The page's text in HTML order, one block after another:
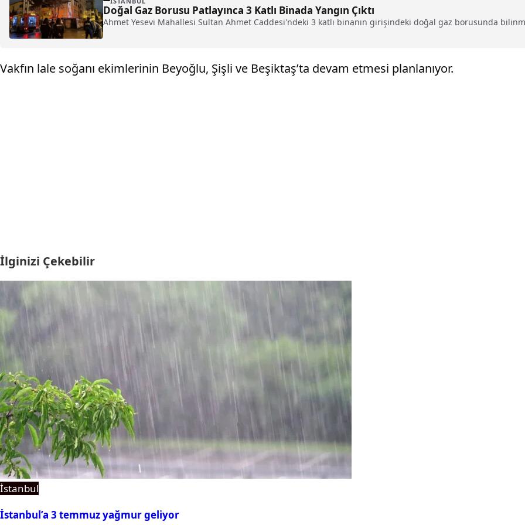
Doğal Gaz Borusu Patlayınca 3 Katlı Binada Yangın Çıktı
Ahmet Yesevi Mahallesi Sultan Ahmet Caddesi'ndeki 3 katlı binanın girişindeki doğal gaz borusunda
Vakfın lale soğanı ekimlerinin Beyoğlu, Şişli ve Beşiktaş’ta devam etmesi planlanıyor.
İlginizi Çekebilir
İstanbul
İstanbul’a 3 temmuz yağmur geliyor